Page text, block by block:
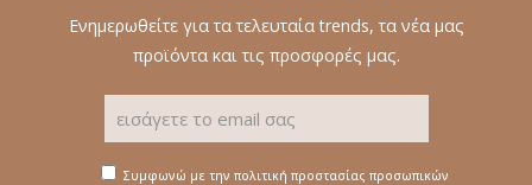
Ενημερωθείτε για τα τελευταία trends, τα νέα μας
προϊόντα και τις προσφορές μας.
Συμφωνώ με την πολιτική προστασίας προσωπικών